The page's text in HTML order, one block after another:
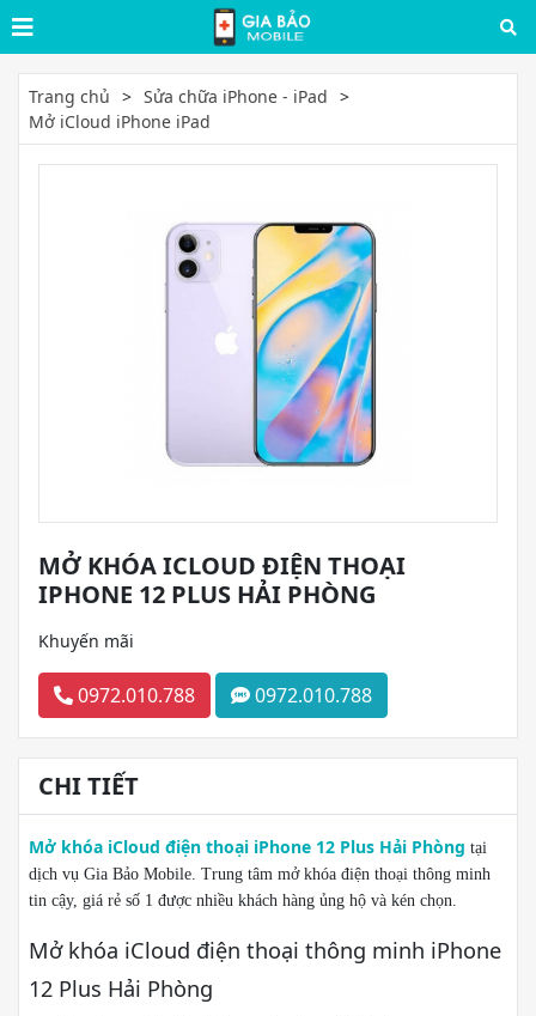
Trang chủ
Sửa chữa iPhone - iPad
Mở iCloud iPhone iPad
MỞ KHÓA ICLOUD ĐIỆN THOẠI
IPHONE 12 PLUS HẢI PHÒNG
Khuyến mãi
0972.010.788 0972.010.788
CHI TIẾT
Mở khóa iCloud điện thoại iPhone 12 Plus Hải Phòng tại
dịch vụ Gia Bảo Mobile. Trung tâm mở khóa điện thoại thông minh
tin cậy, giá rẻ số 1 được nhiều khách hàng ủng hộ và kén chọn.
Mở khóa iCloud điện thoại thông minh iPhone
12 Plus Hải Phòng